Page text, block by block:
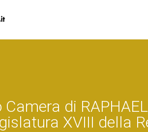
di
XVIII della